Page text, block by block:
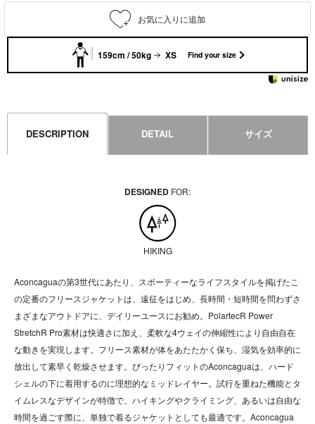
159cm / 50kg XS Find your size
DESCRIPTION DETAIL サイズ
DESIGNED FOR:
HIKING
Aconcaguaの第3世代にあたり、スポーティーなライフスタイルを掲げたこ
の定番のフリースジャケットは、遠征をはじめ、長時間・短時間を問わずさ
まざまなアウトドアに、デイリーユースにお勧め。PolartecR Power
StretchR Pro素材は快適さに加え、柔軟な4ウェイの伸縮性により自由自在
な動きを実現します。フリース素材が体をあたたかく保ち、湿気を効率的に
放出して素早く乾燥させます。ぴったりフィットのAconcaguaは、ハード
シェルの下に着用するのに理想的なミッドレイヤー。試行を重ねた機能とタ
イムレスなデザインが特徴で、ハイキングやクライミング、あるいは自由な
時間を過ごす際に、単独で着るジャケットとしても最適です。Aconcagua